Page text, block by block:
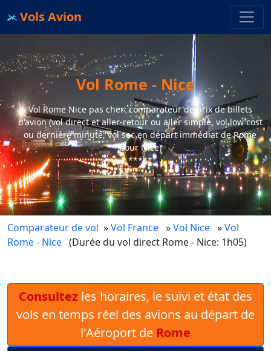
Vols Avion
Vol Rome - Nice
Vol Rome Nice pas cher: comparateur de prix de billets
d'avion (vol direct et aller-retour ou aller simple, vol low cost
ou dernière minute, vol sec en départ immédiat de Rome
pour Nice)
*****
Comparateur de vol »Vol France »Vol Nice »Vol
Rome - Nice (Durée du vol direct Rome - Nice: 1h05)
Consultez les horaires, le suivi et état des
vols en temps réel des avions au départ de
l'Aéroport de Rome